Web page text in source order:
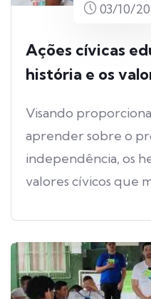
03/10/
Ações cívicas
história e os
Visando
aprender sobre o
independência, os
valores cívicos que